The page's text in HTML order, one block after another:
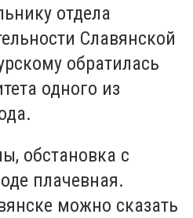
отдела
Славянской
обратилась
одного из
обстановка с
плачевная.
можно сказать